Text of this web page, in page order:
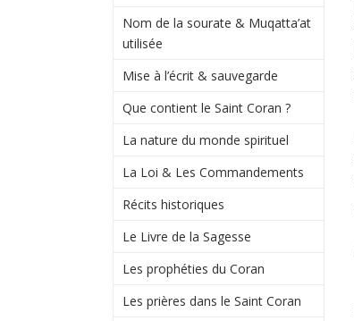
Nom de la sourate & Muqatta’at
utilisée
Mise à l’écrit & sauvegarde
Que contient le Saint Coran ?
La nature du monde spirituel
La Loi & Les Commandements
Récits historiques
Le Livre de la Sagesse
Les prophéties du Coran
Les prières dans le Saint Coran